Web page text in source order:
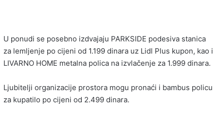
U ponudi se posebno izdvajaju PARKSIDE podesiva stanica
za lemljenje po cijeni od 1.199 dinara uz Lidl Plus kupon, kao i
LIVARNO HOME metalna polica na izvlačenje za 1.999 dinara.
Ljubitelji organizacije prostora mogu pronaći i bambus policu
za kupatilo po cijeni od 2.499 dinara.